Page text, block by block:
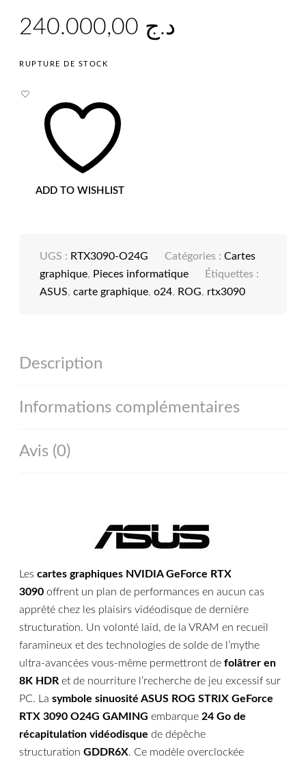
د.ج
RUPTURE DE STOCK
ADD TO WISHLIST
UGS : RTX3090-O24G Catégories :Cartes
graphique, Pieces informatique
Étiquettes :
ASUS,carte graphique,o24, ROG, rtx3090
Description
Informations complémentaires
Avis (0)
Lescartes graphiques NVIDIA GeForce RTX
3090 offrent un plan de performances en aucun cas
apprêté chez les plaisirs vidéodisque de dernière
structuration. Un volonté laid, de la VRAM en recueil
faramineux et des technologies de solde de l’mythe
ultra-avancées vous-même permettront defolâtrer en
8K HDR et de nourriture l’recherche de jeu excessif sur
PC. Lasymbole sinuosité ASUS ROG STRIX GeForce
RTX 3090 O24G GAMING embarque 24 Go de
récapitulation vidéodisque de dépêche
structurationGDDR6X. Ce modèle overclockée